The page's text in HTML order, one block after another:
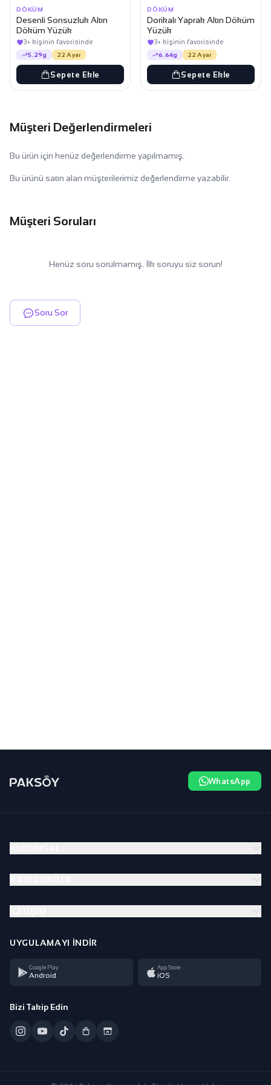
DÖKÜM
Desenli Sonsuzluk Altın
Döküm Yüzük
3+ kişinin favorisinde
5.29g 22 Ayar
Sepete Ekle
DÖKÜM
Dorikalı Yaprak Altın Döküm
Yüzük
3+ kişinin favorisinde
6.64g 22 Ayar
Sepete Ekle
Müşteri Değerlendirmeleri
Bu ürün için henüz değerlendirme yapılmamış.
Bu ürünü satın alan müşterilerimiz değerlendirme yazabilir.
Müşteri Soruları
Henüz soru sorulmamış. İlk soruyu siz sorun!
Soru Sor
WhatsApp
UYGULAMAYI İNDIR
Google Play
Android
App Store
iOS
Bizi Takip Edin